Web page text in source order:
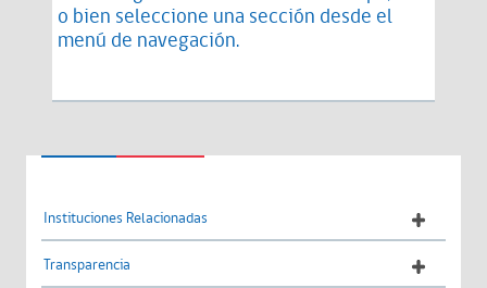
o bien seleccione una sección desde el
menú de navegación.
Instituciones Relacionadas
Transparencia